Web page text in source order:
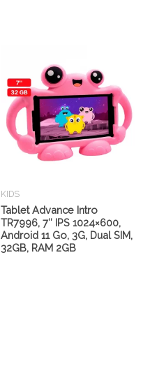
KIDS
Tablet Advance Intro
TR7996, 7″ IPS 1024×600,
Android 11 Go, 3G, Dual SIM,
32GB, RAM 2GB